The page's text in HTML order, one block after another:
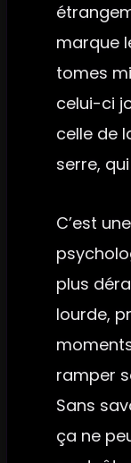
marque
tomes
celui-ci
celle de
serre,
C’est
plus
lourde,
ramper
Sans
ça ne